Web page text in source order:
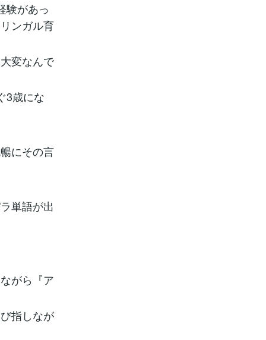
験があっ
ンガル育
変なんで
3歳にな
にその言
単語が出
がら『ア
指しなが